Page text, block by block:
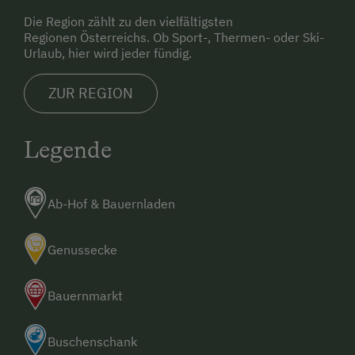
Aktivurlaub Winter
Skifahren
Langlaufen
Direkt an der Loipe
Geführte Schneeschuhwanderungen
Geführte Skitouren
Kulinarik / Genuss
Urlaub für Familien
Die Region zählt zu den vielfältigsten
Regionen Österreichs. Ob Sport-, Thermen- oder Ski-
Urlaub, hier wird jeder fündig.
ZUR REGION
Legende
Ab-Hof & Bauernladen
Genussecke
Bauernmarkt
Buschenschank